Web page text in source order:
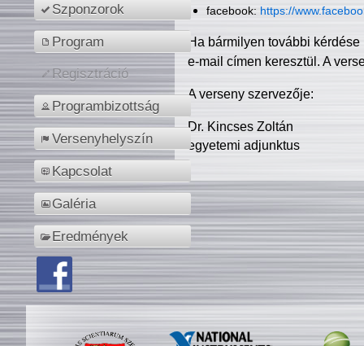
Szponzorok
Program
Regisztráció
Programbizottság
Versenyhelyszín
Kapcsolat
Galéria
Eredmények
facebook: https://
Ha bármilyen további
e-mail címen keresztül. A
A verseny szervezője:
Dr. Kincses Zoltán
egyetemi adjunktus